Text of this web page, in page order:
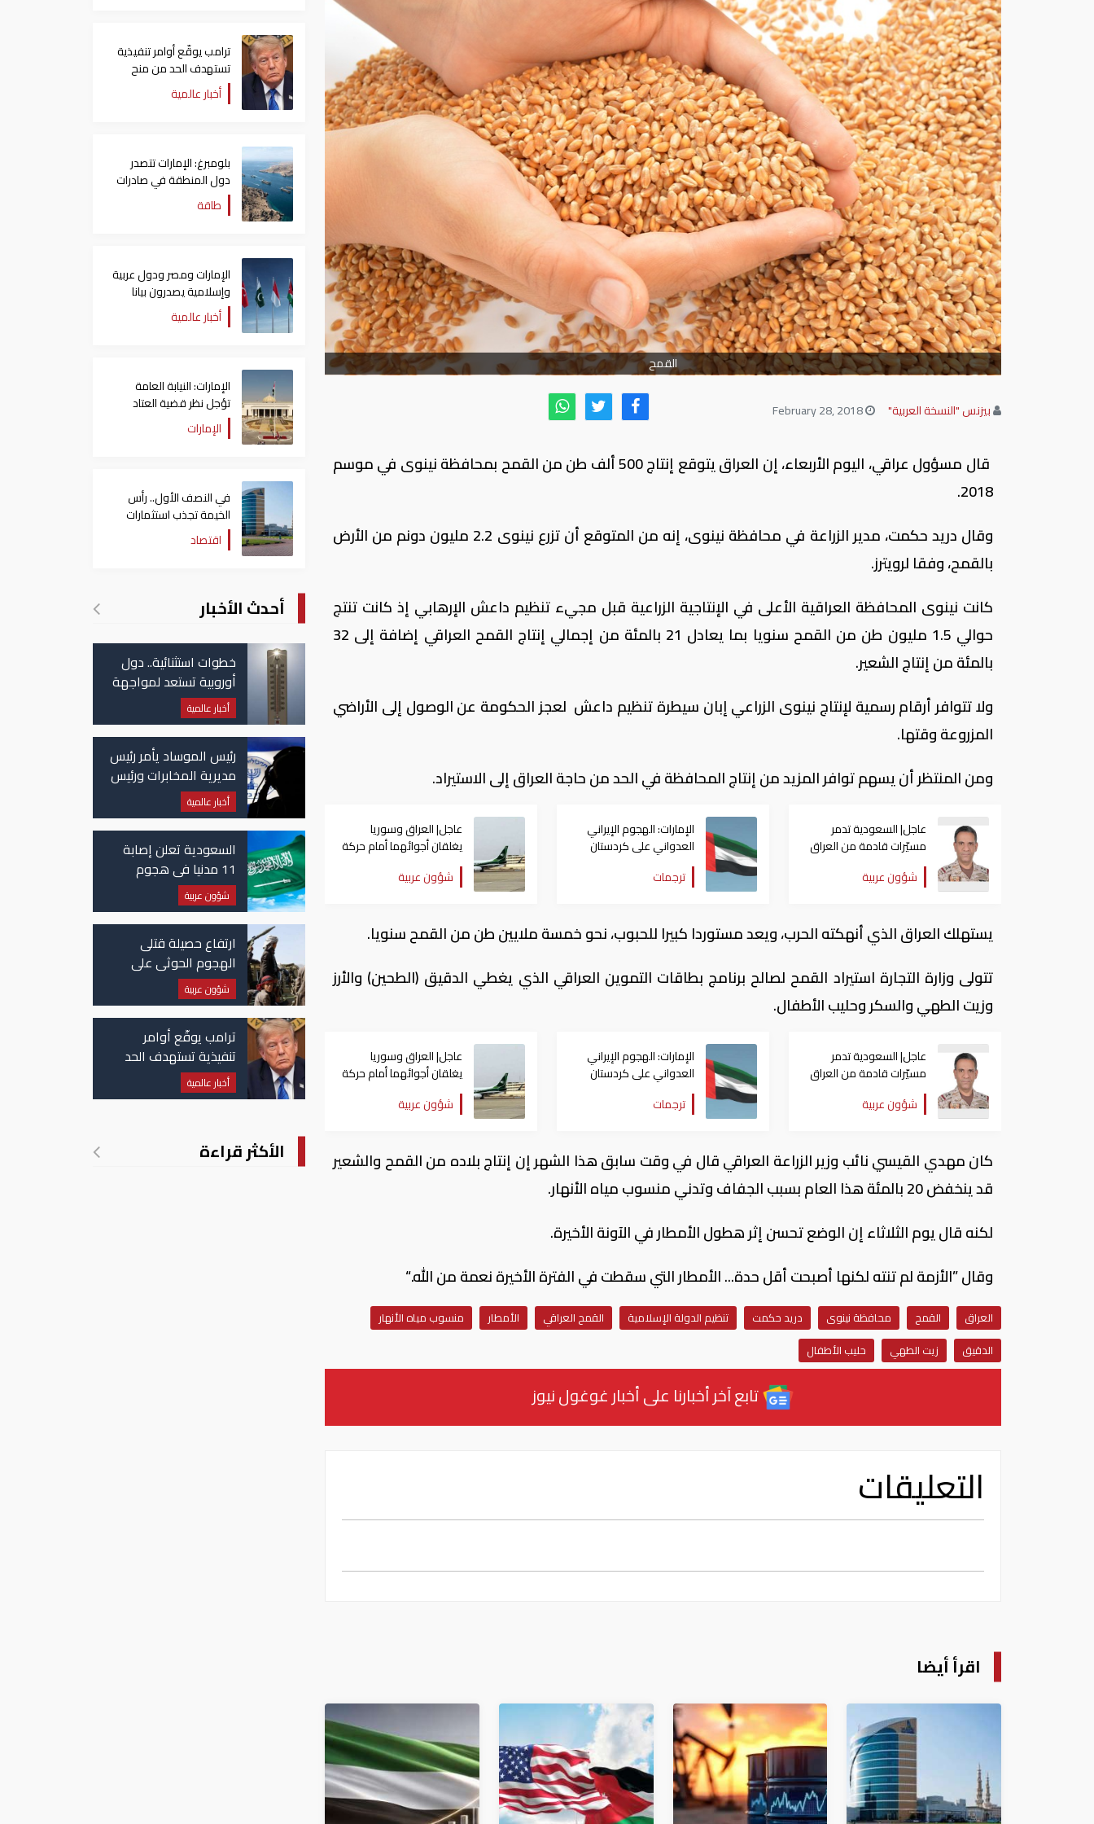
القمح
بيزنس "النسخة العربية"
قال مسؤول عراقي، اليوم الأربعاء، إن العراق يتوقع إنتاج 500 ألف طن من القمح بمحافظة نينوى في موسم
2018.
وقال دريد حكمت، مدير الزراعة في محافظة نينوى، إنه من المتوقع أن تزرع نينوى 2.2 مليون دونم من الأرض
بالقمح، وفقا لرويترز.
كانت نينوى المحافظة العراقية الأعلى في الإنتاجية الزراعية قبل مجيء تنظيم داعش الإرهابي إذ كانت تنتج
حوالي 1.5 مليون طن من القمح سنويا بما يعادل 21 بالمئة من إجمالي إنتاج القمح العراقي إضافة إلى 32
بالمئة من إنتاج الشعير.
ولا تتوافر أرقام رسمية لإنتاج نينوى الزراعي إبان سيطرة تنظيم داعش لعجز الحكومة عن الوصول إلى الأراضي
المزروعة وقتها.
ومن المنتظر أن يسهم توافر المزيد من إنتاج المحافظة في الحد من حاجة العراق إلى الاستيراد.
عاجل| السعودية تدمر
مسيّرات قادمة من العراق
وتؤكد احتفاظها بحق الرد
شؤون عربية
الإمارات: الهجوم الإيراني
العدواني على كردستان
العراق انتهاك صارخ
لسيادتها
ترجمات
عاجل| العراق وسوريا
يغلقان أجوائهما أمام حركة
الطيران
شؤون عربية
يستهلك العراق الذي أنهكته الحرب، ويعد مستوردا كبيرا للحبوب، نحو خمسة ملايين طن من القمح سنويا.
تتولى وزارة التجارة استيراد القمح لصالح برنامج بطاقات التموين العراقي الذي يغطي الدقيق (الطحين) والأرز
وزيت الطهي والسكر وحليب الأطفال.
عاجل| السعودية تدمر
مسيّرات قادمة من العراق
وتؤكد احتفاظها بحق الرد
شؤون عربية
الإمارات: الهجوم الإيراني
العدواني على كردستان
العراق انتهاك صارخ
لسيادتها
ترجمات
عاجل| العراق وسوريا
يغلقان أجوائهما أمام حركة
الطيران
شؤون عربية
كان مهدي القيسي نائب وزير الزراعة العراقي قال في وقت سابق هذا الشهر إن إنتاج بلاده من القمح والشعير
قد ينخفض 20 بالمئة هذا العام بسبب الجفاف وتدني منسوب مياه الأنهار.
لكنه قال يوم الثلاثاء إن الوضع تحسن إثر هطول الأمطار في الآونة الأخيرة.
وقال ”الأزمة لم تنته لكنها أصبحت أقل حدة... الأمطار التي سقطت في الفترة الأخيرة نعمة من الله.“
العراق القمح محافظة نينوى دريد حكمت تنظيم الدولة الإسلامية القمح العراقي الأمطار
منسوب مياه الأنهار
الدقيق
زيت الطهي حليب الأطفال
تابع آخر أخبارنا على أخبار غوغول نيوز
التعليقات
اقرأ أيضا
ترامب يوقّع أوامر تنفيذية
تستهدف الحد من منح
الجنسية الأمريكية بالولادة
أخبار عالمية
بلومبرغ: الإمارات تتصدر
دول المنطقة في صادرات
النفط عبر مضيق هرمز
طاقة
الإمارات ومصر ودول عربية
وإسلامية يصدرون بيانا
مشتركا بشأن الانتهاكات
الإسرائيلية في غزة
أخبار عالمية
الإمارات: النيابة العامة
تؤجل نظر قضية العتاد
العسكري للسودان
الإمارات
في النصف الأول.. رأس
الخيمة تجذب استثمارات
تتجاوز 771 مليون درهماقتصاد
أحدث الأخبار
خطوات استثنائية.. دول
أوروبية تستعد لمواجهة
موجة حر غير مسبوقة
أخبار عالمية
رئيس الموساد يأمر رئيس
مديرية المخابرات ورئيس
قسم إيران بالاستقالة
أخبار عالمية
السعودية تعلن إصابة
11 مدنيا في هجوم
حوثي على نجران
شؤون عربية
ارتفاع حصيلة قتلى
الهجوم الحوثي على
قتيلًا وعشرات الجرحى
شؤون عربية
ترامب يوقّع أوامر
تنفيذية تستهدف الحد
من منح الجنسية
الأمريكية بالولادة
أخبار عالمية
الأكثر قراءة